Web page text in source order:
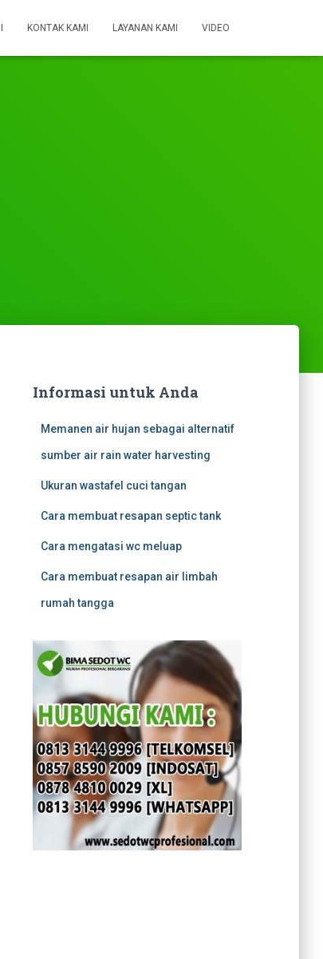
KONTAK KAMI LAYANAN KAMI VIDEO
Informasi untuk Anda
Memanen air hujan sebagai alternatif
sumber air rain water harvesting
Ukuran wastafel cuci tangan
Cara membuat resapan septic tank
Cara mengatasi wc meluap
Cara membuat resapan air limbah
rumah tangga